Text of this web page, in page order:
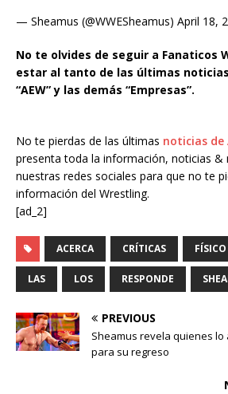
— Sheamus (@WWESheamus) April 18,
No te olvides de seguir a Fanaticos
estar al tanto de las últimas noticias
“AEW” y las demás “Empresas”.
No te pierdas de las últimas noticias de
presenta toda la información, noticias &
nuestras redes sociales para que no te
información del Wrestling.
[ad_2]
ACERCA CRÍTICAS FÍSICO
LAS LOS RESPONDE
PREVIOUS
Sheamus revela quienes
para su regreso